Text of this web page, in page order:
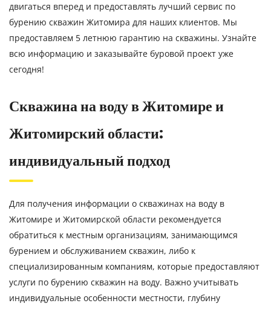
двигаться вперед и предоставлять лучший сервис по
бурению скважин Житомира для наших клиентов. Мы
предоставляем 5 летнюю гарантию на скважины. Узнайте
всю информацию и заказывайте буровой проект уже
сегодня!
Скважина на воду в Житомире и
Житомирский области:
индивидуальный подход
Для получения информации о скважинах на воду в
Житомире и Житомирской области рекомендуется
обратиться к местным организациям, занимающимся
бурением и обслуживанием скважин, либо к
специализированным компаниям, которые предоставляют
услуги по бурению скважин на воду. Важно учитывать
индивидуальные особенности местности, глубину